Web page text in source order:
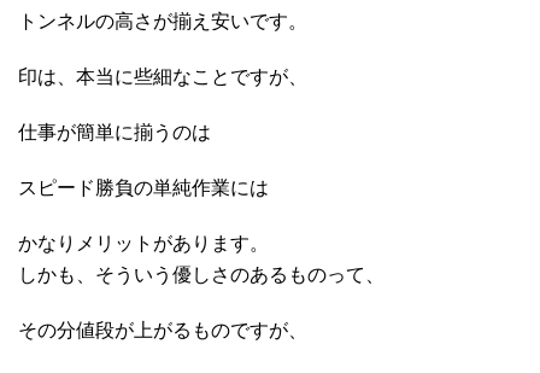
トンネルの高さが揃え安いです。
印は、本当に些細なことですが、
仕事が簡単に揃うのは
スピード勝負の単純作業には
かなりメリットがあります。
しかも、そういう優しさのあるものって、
その分値段が上がるものですが、